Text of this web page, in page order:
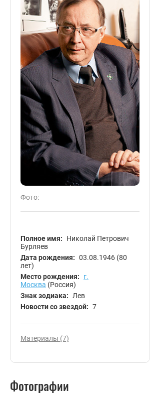
Фото:
Полное имя:
Николай Петрович
Бурляев
Дата рождения: 03.08.1946 (80
лет)
Место рождения:
г.
Москва (Россия)
Знак зодиака:
Лев
Новости со звездой: 7
Материалы (7)
Фотографии